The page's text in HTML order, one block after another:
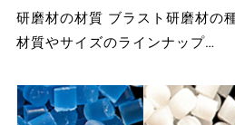
研磨材の材質 ブラスト研磨材の
材質やサイズのラインナップ…